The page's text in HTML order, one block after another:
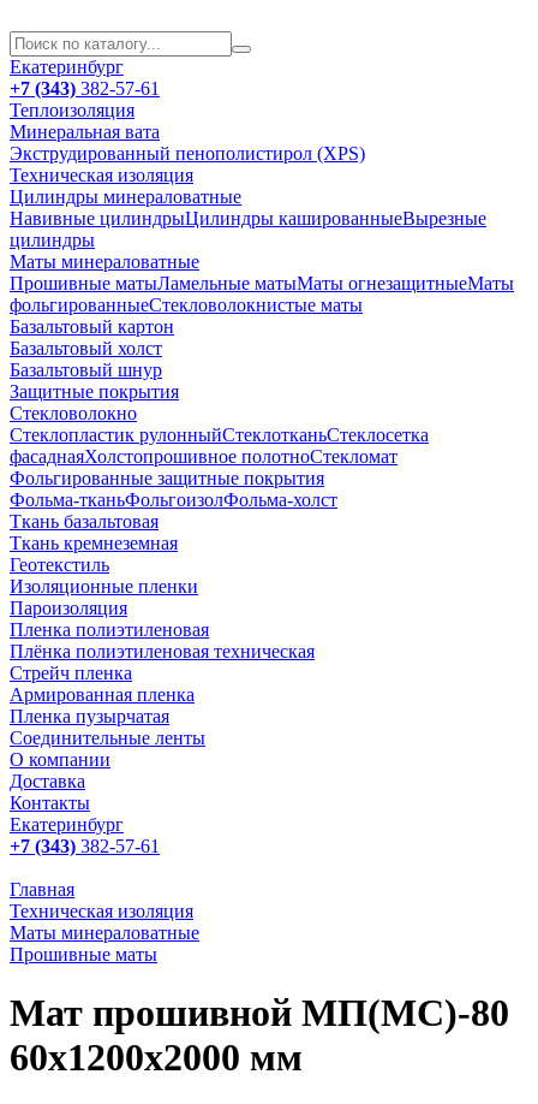
Екатеринбург
+7 (343) 382-57-61
Теплоизоляция
Минеральная вата
Экструдированный пенополистирол (XPS)
Техническая изоляция
Цилиндры минераловатные
Навивные цилиндрыЦилиндры кашированныеВырезные
цилиндры
Маты минераловатные
Прошивные матыЛамельные матыМаты огнезащитныеМаты
фольгированныеСтекловолокнистые маты
Базальтовый картон
Базальтовый холст
Базальтовый шнур
Защитные покрытия
Стекловолокно
Стеклопластик рулонныйСтеклотканьСтеклосетка
фасаднаяХолстопрошивное полотноСтекломат
Фольгированные защитные покрытия
Фольма-тканьФольгоизолФольма-холст
Ткань базальтовая
Ткань кремнеземная
Геотекстиль
Изоляционные пленки
Пароизоляция
Пленка полиэтиленовая
Плёнка полиэтиленовая техническая
Стрейч пленка
Армированная пленка
Пленка пузырчатая
Соединительные ленты
О компании
Доставка
Контакты
Екатеринбург
+7 (343) 382-57-61
Главная
Техническая изоляция
Маты минераловатные
Прошивные маты
Мат прошивной МП(МС)-80
60х1200х2000 мм